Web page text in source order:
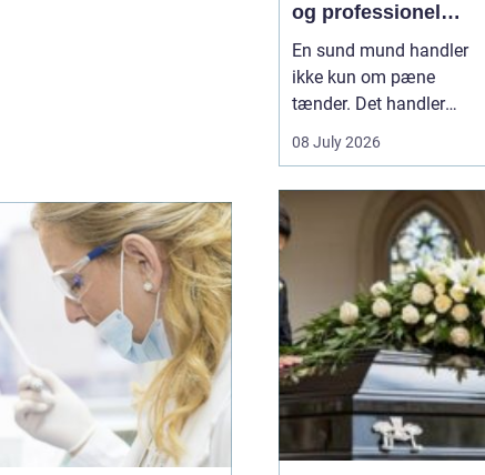
og professionel
tandpleje
En sund mund handler
ikke kun om pæne
tænder. Det handler
også om at kunne spise
uden smerter, tale frit og
bekymret. For mange i
og omkring Asnæs kan
det dog være en
udfordring at finde den
rette tandlæge, især hvis
man har haft d...
08 July 2026